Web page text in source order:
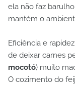
ela não faz
mantém o
Eficiência e
de deixar carnes
mocotó) muito
O cozimento do